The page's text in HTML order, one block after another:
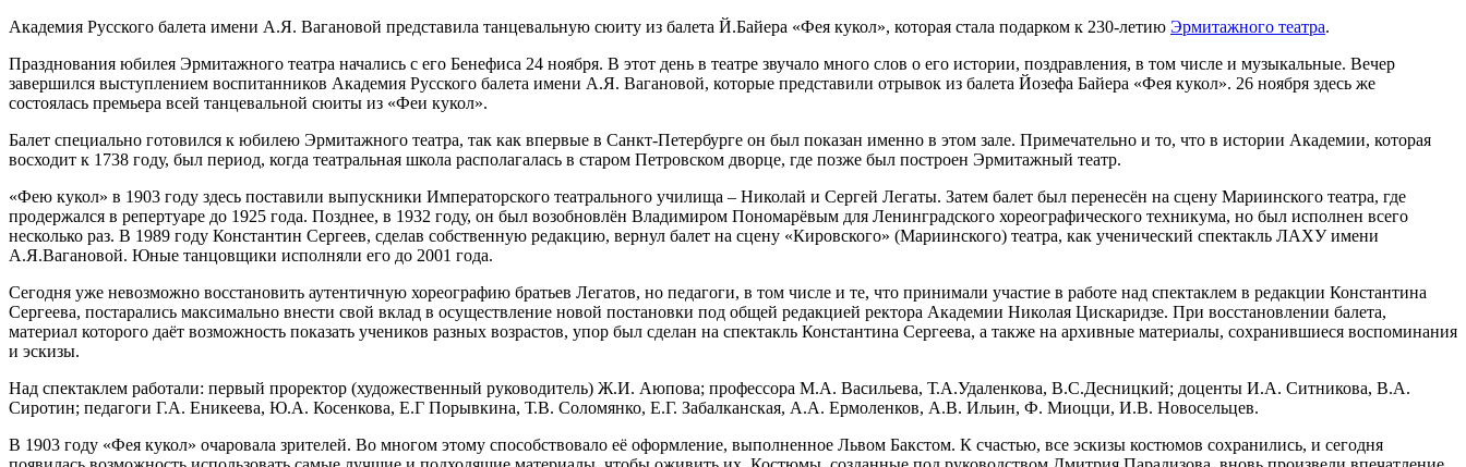
Академия Русского балета имени А.Я. Вагановой представила танцевальную сюиту из балета Й.Байера «Фея кукол», которая стала подарком к 230-летию Эрмитажного театра.
Празднования юбилея Эрмитажного театра начались с его Бенефиса 24 ноября. В этот день в театре звучало много слов о его истории, поздравления, в том числе и музыкальные. Вечер
завершился выступлением воспитанников Академия Русского балета имени А.Я. Вагановой, которые представили отрывок из балета Йозефа Байера «Фея кукол». 26 ноября здесь же
состоялась премьера всей танцевальной сюиты из «Феи кукол».
Балет специально готовился к юбилею Эрмитажного театра, так как впервые в Санкт-Петербурге он был показан именно в этом зале. Примечательно и то, что в истории Академии, которая
восходит к 1738 году, был период, когда театральная школа располагалась в старом Петровском дворце, где позже был построен Эрмитажный театр.
«Фею кукол» в 1903 году здесь поставили выпускники Императорского театрального училища – Николай и Сергей Легаты. Затем балет был перенесён на сцену Мариинского театра, где
продержался в репертуаре до 1925 года. Позднее, в 1932 году, он был возобновлён Владимиром Пономарёвым для Ленинградского хореографического техникума, но был исполнен всего
несколько раз. В 1989 году Константин Сергеев, сделав собственную редакцию, вернул балет на сцену «Кировского» (Мариинского) театра, как ученический спектакль ЛАХУ имени
А.Я.Вагановой. Юные танцовщики исполняли его до 2001 года.
Сегодня уже невозможно восстановить аутентичную хореографию братьев Легатов, но педагоги, в том числе и те, что принимали участие в работе над спектаклем в редакции Константина
Сергеева, постарались максимально внести свой вклад в осуществление новой постановки под общей редакцией ректора Академии Николая Цискаридзе. При восстановлении балета,
материал которого даёт возможность показать учеников разных возрастов, упор был сделан на спектакль Константина Сергеева, а также на архивные материалы, сохранившиеся воспоминания
и эскизы.
Над спектаклем работали: первый проректор (художественный руководитель) Ж.И. Аюпова; профессора М.А. Васильева, Т.А.Удаленкова, В.С.Десницкий; доценты И.А. Ситникова, В.А.
Сиротин; педагоги Г.А. Еникеева, Ю.А. Косенкова, Е.Г Порывкина, Т.В. Соломянко, Е.Г. Забалканская, А.А. Ермоленков, А.В. Ильин, Ф. Миоцци, И.В. Новосельцев.
В 1903 году «Фея кукол» очаровала зрителей. Во многом этому способствовало её оформление, выполненное Львом Бакстом. К счастью, все эскизы костюмов сохранились, и сегодня